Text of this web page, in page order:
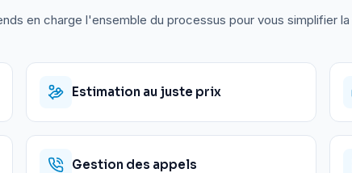
en charge l'ensemble du processus pour vous simplifier la
Estimation au juste prix
Gestion des appels